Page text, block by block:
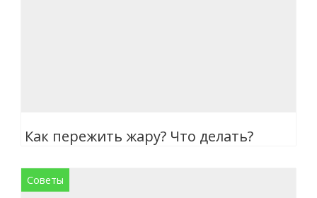
Как пережить жару? Что делать?
Советы